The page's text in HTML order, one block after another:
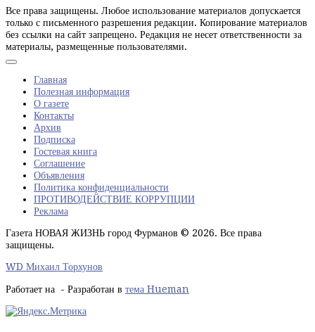
Все права защищены. Любое использование материалов допускается
только с письменного разрешения редакции. Копирование материалов
без ссылки на сайт запрещено. Редакция не несет ответственности за
материалы, размещенные пользователями.
Главная
Полезная информация
О газете
Контакты
Архив
Подписка
Гостевая книга
Соглашение
Объявления
Политика конфиденциальности
ПРОТИВОДЕЙСТВИЕ КОРРУПЦИИ
Реклама
Газета НОВАЯ ЖИЗНЬ город Фурманов © 2026. Все права
защищены.
WD Михаил Торхунов
Работает на - Разработан в тема Hueman